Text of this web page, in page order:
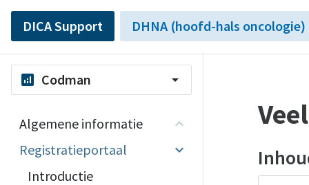
DICA Support DHNA (hoofd-hals oncologie)
analytics Codman arrow_drop_down
Algemene informatie
Registratieportaal
Introductie